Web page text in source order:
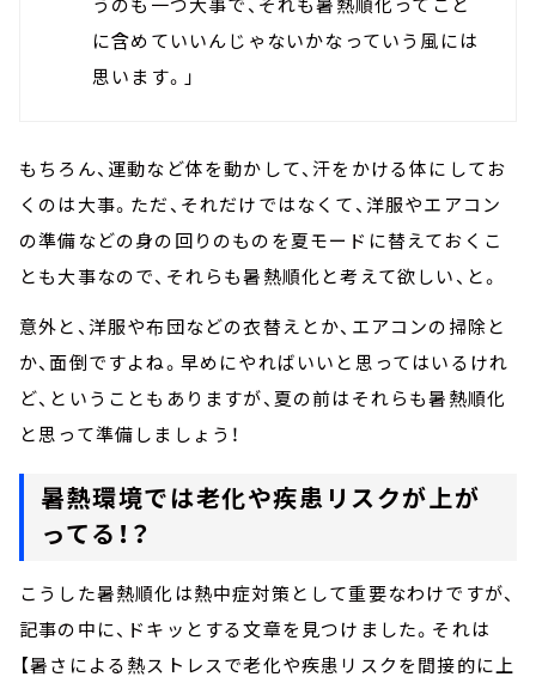
に含めていいんじゃないかなっていう風には
思います。」
もちろん、運動など体を動かして、汗をかける体にしてお
くのは大事。ただ、それだけではなくて、洋服やエアコン
の準備などの身の回りのものを夏モードに替えておくこ
とも大事なので、それらも暑熱順化と考えて欲しい、と。
意外と、洋服や布団などの衣替えとか、エアコンの掃除と
か、面倒ですよね。早めにやればいいと思ってはいるけれ
ど、ということもありますが、夏の前はそれらも暑熱順化
と思って準備しましょう！
暑熱環境では老化や疾患リスクが上が
ってる！？
こうした暑熱順化は熱中症対策として重要なわけですが、
記事の中に、ドキッとする文章を見つけました。それは
【暑さによる熱ストレスで老化や疾患リスクを間接的に上